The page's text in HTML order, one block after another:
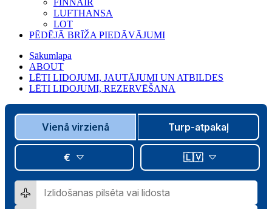
FINNAIR
LUFTHANSA
LOT
PĒDĒJĀ BRĪŽA PIEDĀVĀJUMI
Sākumlapa
ABOUT
LĒTI LIDOJUMI, JAUTĀJUMI UN ATBILDES
LĒTI LIDOJUMI, REZERVĒŠANA
Vienā virzienā Turp-atpakaļ
€ 🇱🇻